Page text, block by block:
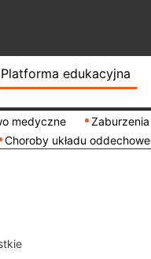
Platforma edukacyjna
medyczne
Choroby układu